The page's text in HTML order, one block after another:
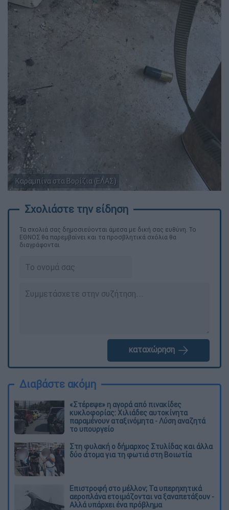
Καραμπίνα στα Βορίζια (ΕΛΑΣ)
Τα σχολιά σας δημοσιεύονται άμεσα με δική σας ευθύνη. Το
ΕΘΝΟΣ θα παρεμβαίνει και τα προσβλητικά σχόλια θα
διαγράφονται
καταχώρηση
Διαβάστε ακόμη
«Στέρεψε» η αγορά από πινακίδες
κυκλοφορίας: Χιλιάδες αυτοκίνητα
παραμένουν αταξινόμητα - Λύση αναζητά
το υπουργείο
Στη φυλακή ο δήμαρχος Στυλίδας και άλλα
δύο άτομα για τη φωτιά στη Βοιωτία
Επιστροφή στο μέλλον; Τα υπερηχητικά
αεροπλάνα ετοιμάζονται να ξαναπετάξουν -
Αλλά υπάρχει ένα πρόβλημα